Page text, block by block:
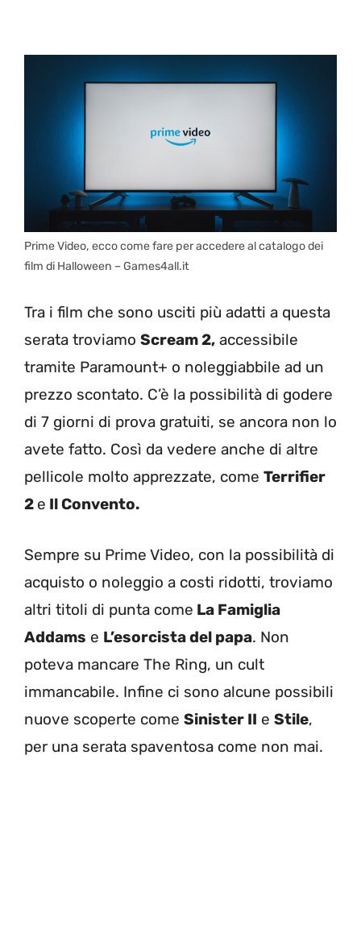
Prime Video, ecco come fare per accedere al catalogo dei
film di Halloween – Games4all.it
Tra i film che sono usciti più adatti a questa
serata troviamo Scream 2, accessibile
tramite Paramount+ o noleggiabbile ad un
prezzo scontato. C’è la possibilità di godere
di 7 giorni di prova gratuiti, se ancora non lo
avete fatto. Così da vedere anche di altre
pellicole molto apprezzate, come Terrifier
2 e Il Convento.
Sempre su Prime Video, con la possibilità di
acquisto o noleggio a costi ridotti, troviamo
altri titoli di punta come La Famiglia
Addams e L’esorcista del papa. Non
poteva mancare The Ring, un cult
immancabile. Infine ci sono alcune possibili
nuove scoperte come Sinister II e Stile,
per una serata spaventosa come non mai.